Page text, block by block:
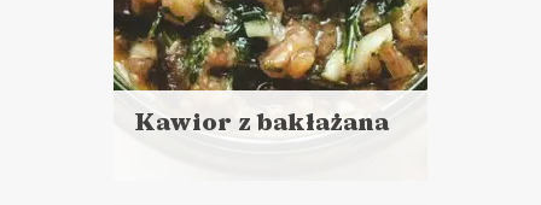
Kawior z bakłażana
więcej